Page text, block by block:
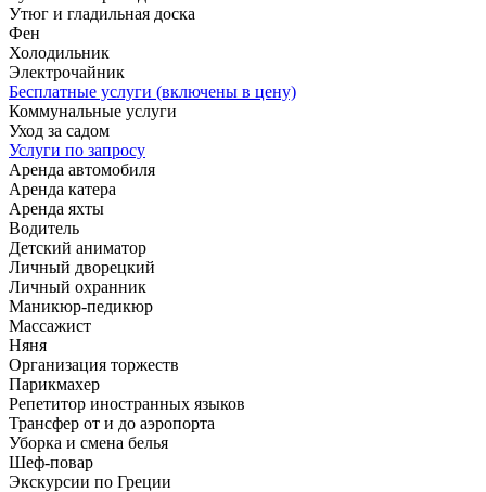
Утюг и гладильная доска
Фен
Холодильник
Электрочайник
Бесплатные услуги (включены в цену)
Коммунальные услуги
Уход за садом
Услуги по запросу
Аренда автомобиля
Аренда катера
Аренда яхты
Водитель
Детский аниматор
Личный дворецкий
Личный охранник
Маникюр-педикюр
Массажист
Няня
Организация торжеств
Парикмахер
Репетитор иностранных языков
Трансфер от и до аэропорта
Уборка и смена белья
Шеф-повар
Экскурсии по Греции